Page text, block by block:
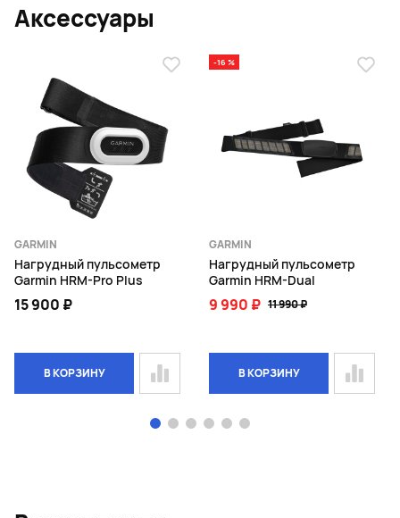
Аксессуары
GARMIN
Нагрудный пульсометр
Garmin HRM-Pro Plus
15 900 ₽
В КОРЗИНУ
-16 %
GARMIN
Нагрудный пульсометр
Garmin HRM-Dual
9 990 ₽ 11 990 ₽
В КОРЗИНУ